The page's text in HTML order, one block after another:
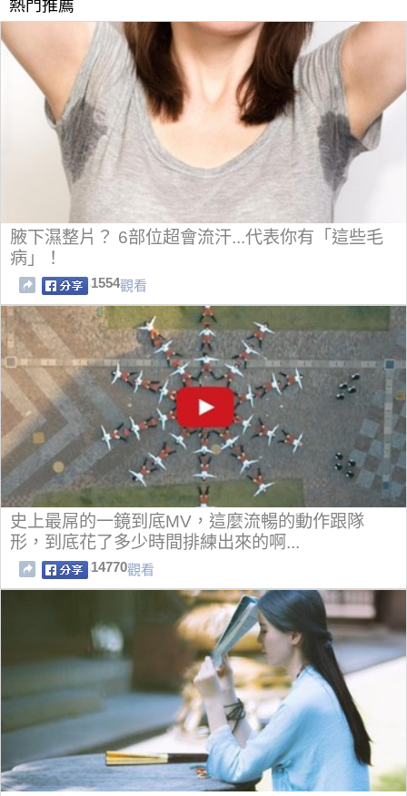
熱門推薦
腋下濕整片？ 6部位超會流汗...代表你有「這些毛
病」！
1554觀看
史上最屌的一鏡到底MV，這麼流暢的動作跟隊
形，到底花了多少時間排練出來的啊...
14770觀看